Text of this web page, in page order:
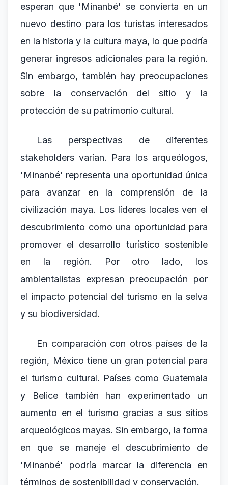
esperan que 'Minanbé' se convierta en un
nuevo destino para los turistas interesados
en la historia y la cultura maya, lo que podría
generar ingresos adicionales para la región.
Sin embargo, también hay preocupaciones
sobre la conservación del sitio y la
protección de su patrimonio cultural.
Las perspectivas de diferentes
stakeholders varían. Para los arqueólogos,
'Minanbé' representa una oportunidad única
para avanzar en la comprensión de la
civilización maya. Los líderes locales ven el
descubrimiento como una oportunidad para
promover el desarrollo turístico sostenible
en la región. Por otro lado, los
ambientalistas expresan preocupación por
el impacto potencial del turismo en la selva
y su biodiversidad.
En comparación con otros países de la
región, México tiene un gran potencial para
el turismo cultural. Países como Guatemala
y Belice también han experimentado un
aumento en el turismo gracias a sus sitios
arqueológicos mayas. Sin embargo, la forma
en que se maneje el descubrimiento de
'Minanbé' podría marcar la diferencia en
términos de sostenibilidad y conservación.